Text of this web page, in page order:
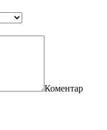
Коментар